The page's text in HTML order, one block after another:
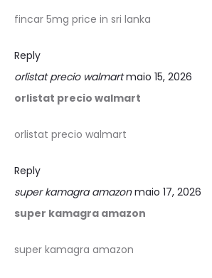
fincar 5mg price in sri lanka
Reply
orlistat precio walmart maio 15, 2026
orlistat precio walmart
orlistat precio walmart
Reply
super kamagra amazon maio 17, 2026
super kamagra amazon
super kamagra amazon